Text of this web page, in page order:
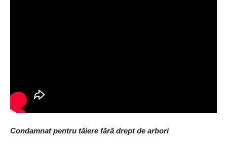
Condamnat pentru tăiere fără drept de arbori